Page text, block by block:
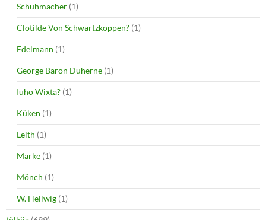
Schuhmacher (1)
Clotilde Von Schwartzkoppen? (1)
Edelmann (1)
George Baron Duherne (1)
Iuho Wixta? (1)
Küken (1)
Leith (1)
Marke (1)
Mönch (1)
W. Hellwig (1)